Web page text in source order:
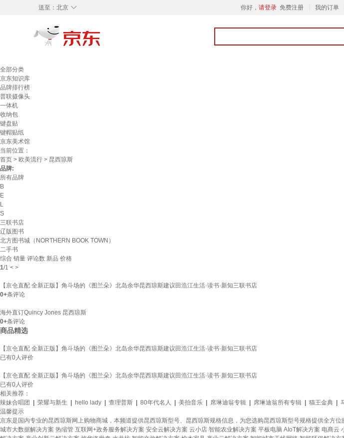
◇
送至： 北京 你好， 请登录 免费注册 我的订单
全部分类
京东知识库
品牌排行榜
普联摄像头
一体机
收纳包
键盘贴
键帽贴纸
京东美术馆
当前位置：
首页 > 欧美流行 > 昆西琼斯
品牌:
所有品牌
B
E
L
S
三联书店
辽版图书
北方图书城（NORTHERN BOOK TOWN）
二手书
综合 销量 评论数 新品 价格
1/1 < >
【京仓直配 全新正版】角斗场的《图兰朵》北岛余华昆西琼斯建议田浩江生活·读书·新知三联书店
0+条评论
海外直订Quincy Jones 昆西琼斯
0+条评论
商品精选
【京仓直配 全新正版】角斗场的《图兰朵》北岛余华昆西琼斯建议田浩江生活·读书·新知三联书店
已有0人评价
【京仓直配 全新正版】角斗场的《图兰朵》北岛余华昆西琼斯建议田浩江生活·读书·新知三联书店
已有0人评价
相关推荐：
辣妹合唱团
荣耀与新生 hello lady 查理普斯 80年代名人 美拍音乐 席琳迪翁专辑 席琳迪翁所有专辑 猫王金典
温馨提示
京东是国内专业的昆西琼斯网上购物商城，本频道提供昆西琼斯型号、昆西琼斯规格信息，为您选购昆西琼斯型号规格提供全方位
城市大数据解决方案 热缩管 互联网+政务服务解决方案 安全云解决方案 云小店 智能农业解决方案 平板电脑 AIoT解决方案 电商云